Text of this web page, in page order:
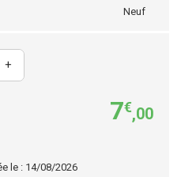
Neuf
+
7€,00
le : 14/08/2026